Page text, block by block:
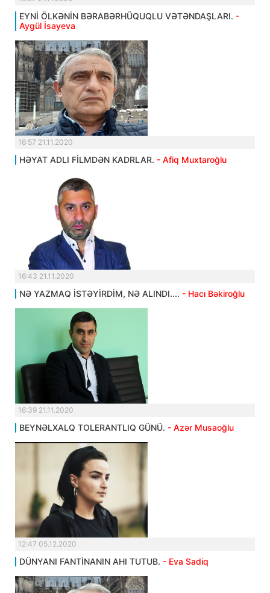
EYNİ ÖLKƏNİN BƏRABƏRHÜQUQLU VƏTƏNDAŞLARI. -
Aygül İsayeva
16:57 21.11.2020
HƏYAT ADLI FİLMDƏN KADRLAR. - Afiq Muxtaroğlu
16:43 21.11.2020
NƏ YAZMAQ İSTƏYİRDİM, NƏ ALINDI.... - Hacı Bəkiroğlu
16:39 21.11.2020
BEYNƏLXALQ TOLERANTLIQ GÜNÜ. - Azər Musaoğlu
12:47 05.12.2020
DÜNYANI FANTİNANIN AHI TUTUB. - Eva Sadiq